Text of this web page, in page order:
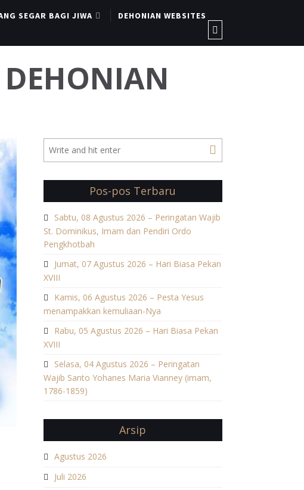
SEGAR BAGI JIWA DEHONIAN WEBSITES
Pos-pos Terbaru
Sabtu, 08 Agustus 2026 – Peringatan Wajib
St. Dominikus, Imam dan Pendiri Ordo
Pengkhotbah
Jumat, 07 Agustus 2026 – Hari Biasa Pekan
XVIII
Kamis, 06 Agustus 2026 – Pesta Yesus
menampakkan kemuliaan-Nya
Rabu, 05 Agustus 2026 – Hari Biasa Pekan
XVIII
Selasa, 04 Agustus 2026 – Peringatan
Wajib Santo Yohanes Maria Vianney (imam,
1786-1859)
Arsip
Agustus 2026
Juli 2026